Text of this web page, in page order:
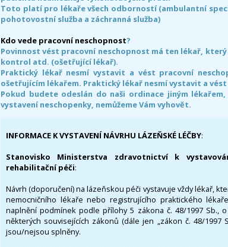
Toto platí pro lékaře všech odborností (ambulantní
pohotovostní služba a záchranná služba)
Kdo vede pracovní neschopnost?
Povinnost vést pracovní neschopnost má ten lékař,
kontrol atd. (ošetřující lékař).
Praktický lékař nesmí vystavit a vést pracovní
ošetřujícím lékařem. Praktický lékař nesmí vystavit a
Pokud budete odeslán do naši ordinace jiným
vystavení neschopenky, nemůžeme Vám vyhovět.
INFORMACE K VYSTAVENÍ NÁVRHU LÁZEŇSKÉ LÉČBY:
Stanovisko Ministerstva zdravotnictví k
rehabilitační péči:
Návrh (doporučení) na lázeňskou péči vystavuje vždy lékař,
nemocničního lékaře nebo registrujícího praktického
naplnění podmínek podle přílohy 5 zákona č. 48/1997 Sb.,
některých souvisejících zákonů (dále jen „zákon č. 48/
jsou/nejsou splněny.